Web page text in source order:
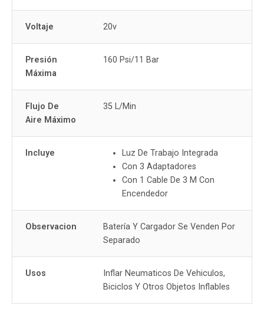
Voltaje 20v
Presión
Máxima
160 Psi/11 Bar
Flujo De
Aire Máximo
35 L/Min
Incluye
Luz De Trabajo Integrada
Con 3 Adaptadores
Con 1 Cable De 3 M Con
Encendedor
Observacion
Batería Y Cargador Se Venden Por
Separado
Usos
Inflar Neumaticos De Vehiculos,
Biciclos Y Otros Objetos Inflables